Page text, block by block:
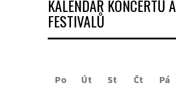
KALENDÁŘ KONCERTŮ A
FESTIVALŮ
Po
Út St Čt Pá